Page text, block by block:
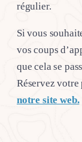
régulier.
Si vous
vos coups
que cela se
Réservez
notre site web.